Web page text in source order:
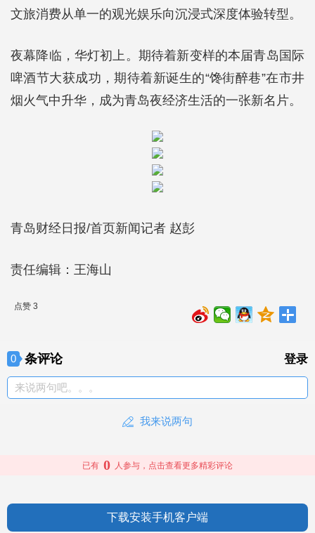
文旅消费从单一的观光娱乐向沉浸式深度体验转型。
夜幕降临，华灯初上。期待着新变样的本届青岛国际
啤酒节大获成功，期待着新诞生的“馋街醉巷”在市井
烟火气中升华，成为青岛夜经济生活的一张新名片。
青岛财经日报/首页新闻记者 赵彭
责任编辑：王海山
点赞 3
0 条评论 登录
来说两句吧。。。
我来说两句
已有 0 人参与，点击查看更多精彩评论
下载安装手机客户端